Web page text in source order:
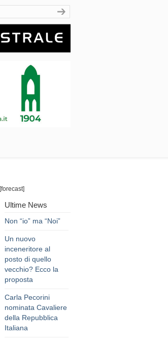
[forecast]
Ultime News
Non “io” ma “Noi”
Un nuovo
inceneritore al
posto di quello
vecchio? Ecco la
proposta
Carla Pecorini
nominata Cavaliere
della Repubblica
Italiana